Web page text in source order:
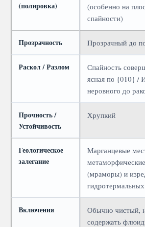
(полировка)
(особенно на
спайности)
Прозрачность Прозрачный до
Раскол / Разлом
Спайность
ясная по {010} /
неровного до
Прочность /
Устойчивость
Хрупкий
Геологическое
залегание
Марганцевые
(мраморы) и
Включения
Обычно чистый,
содержать